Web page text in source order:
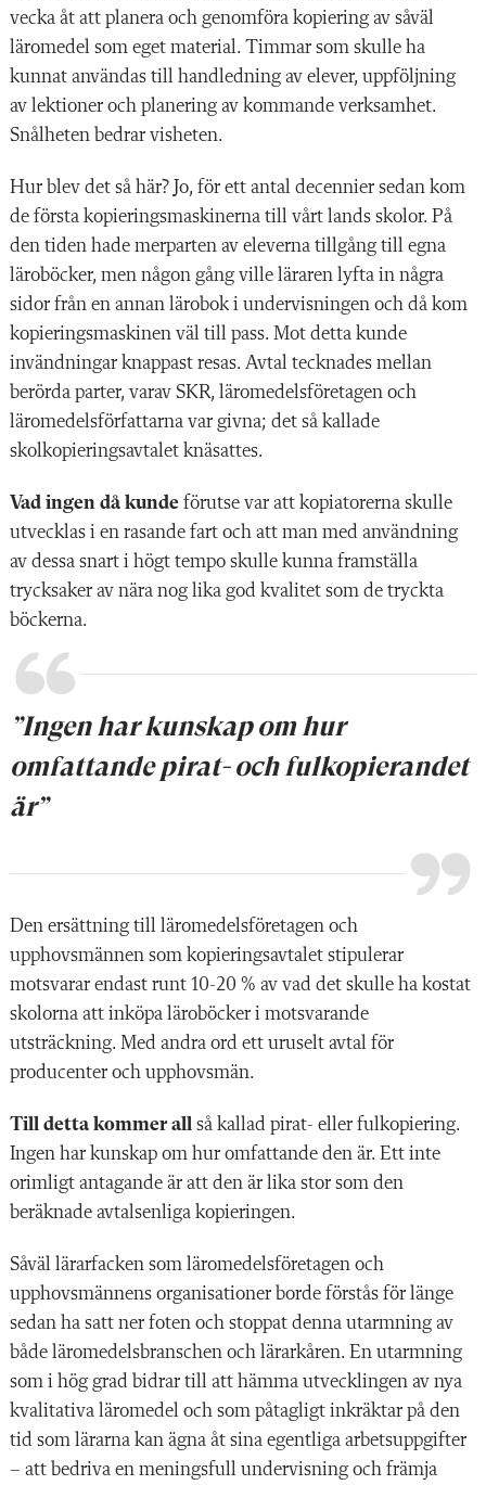
vecka åt att planera och genomföra kopiering av såväl
läromedel som eget material. Timmar som skulle ha
kunnat användas till handledning av elever, uppföljning
av lektioner och planering av kommande verksamhet.
Snålheten bedrar visheten.
Hur blev det så här? Jo, för ett antal decennier sedan kom
de första kopieringsmaskinerna till vårt lands skolor. På
den tiden hade merparten av eleverna tillgång till egna
läroböcker, men någon gång ville läraren lyfta in några
sidor från en annan lärobok i undervisningen och då kom
kopieringsmaskinen väl till pass. Mot detta kunde
invändningar knappast resas. Avtal tecknades mellan
berörda parter, varav SKR, läromedelsföretagen och
läromedelsförfattarna var givna; det så kallade
skolkopieringsavtalet knäsattes.
Vad ingen då kunde förutse var att kopiatorerna skulle
utvecklas i en rasande fart och att man med användning
av dessa snart i högt tempo skulle kunna framställa
trycksaker av nära nog lika god kvalitet som de tryckta
böckerna.
”Ingen har kunskap om hur
omfattande pirat- och fulkopierandet
är”
Den ersättning till läromedelsföretagen och
upphovsmännen som kopieringsavtalet stipulerar
motsvarar endast runt 10-20 % av vad det skulle ha kostat
skolorna att inköpa läroböcker i motsvarande
utsträckning. Med andra ord ett uruselt avtal för
producenter och upphovsmän.
Till detta kommer all så kallad pirat- eller fulkopiering.
Ingen har kunskap om hur omfattande den är. Ett inte
orimligt antagande är att den är lika stor som den
beräknade avtalsenliga kopieringen.
Såväl lärarfacken som läromedelsföretagen och
upphovsmännens organisationer borde förstås för länge
sedan ha satt ner foten och stoppat denna utarmning av
både läromedelsbranschen och lärarkåren. En utarmning
som i hög grad bidrar till att hämma utvecklingen av nya
kvalitativa läromedel och som påtagligt inkräktar på den
tid som lärarna kan ägna åt sina egentliga arbetsuppgifter
– att bedriva en meningsfull undervisning och främja